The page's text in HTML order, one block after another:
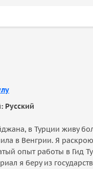
Русский
в Турции живу
в Венгрии. Я
опыт работы в Гид
я беру из